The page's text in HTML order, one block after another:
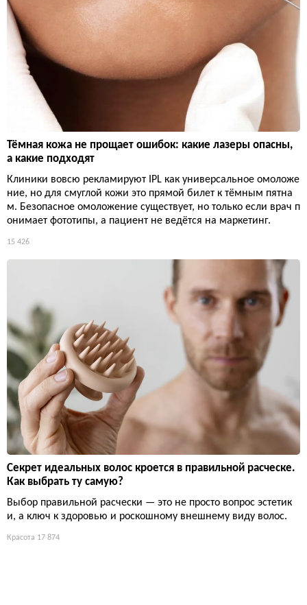
Тёмная кожа не прощает ошибок: какие лазеры опасны,
а какие подходят
Клиники вовсю рекламируют IPL как универсальное омоложе
ние, но для смуглой кожи это прямой билет к тёмным пятна
м. Безопасное омоложение существует, но только если врач п
онимает фототипы, а пациент не ведётся на маркетинг.
15 426
Секрет идеальных волос кроется в правильной расческе.
Как выбрать ту самую?
Выбор правильной расчески — это не просто вопрос эстетик
и, а ключ к здоровью и роскошному внешнему виду волос.
Красота 17 874